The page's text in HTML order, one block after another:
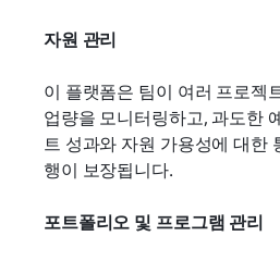
자원 관리
이 플랫폼은 팀이 여러 프로젝
업량을 모니터링하고, 과도한
트 성과와 자원 가용성에 대한
행이 보장됩니다.
포트폴리오 및 프로그램 관리